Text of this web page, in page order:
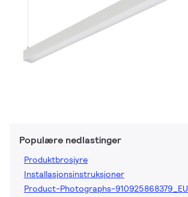
Populære nedlastinger
Produktbrosjyre
Installasjonsinstruksjoner
Product-Photographs-910925868379_EU